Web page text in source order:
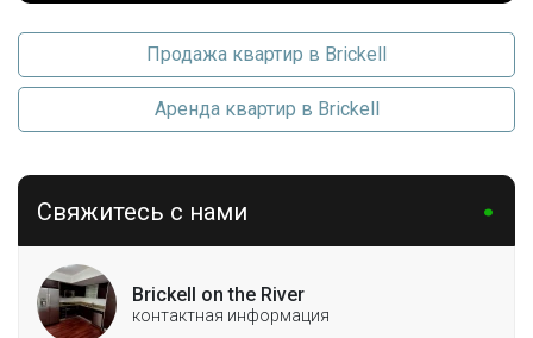
Продажа квартир в Brickell
Аренда квартир в Brickell
Свяжитесь с нами
Brickell on the River
контактная информация